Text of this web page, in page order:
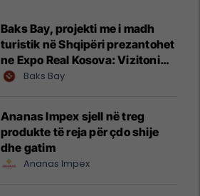
Baks Bay, projekti me i madh
turistik në Shqipëri prezantohet
ne Expo Real Kosova: Vizitoni
shtandin dhe zbuloni
Baks Bay
Ananas Impex sjell në treg
produkte të reja për çdo shije
dhe gatim
Ananas Impex